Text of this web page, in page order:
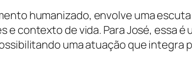
humanizado, envolve uma
contexto de vida. Para José, essa é
uma atuação que integra